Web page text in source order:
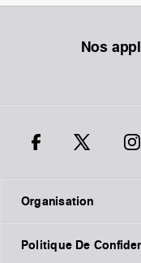
Nos
Organisation
Politique De